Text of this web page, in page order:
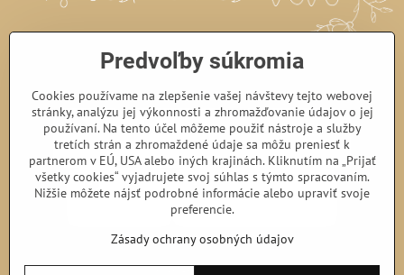
©2026Copyright
Predvoľby súkromia
Cookies používame na zlepšenie vašej návštevy tejto webovej
stránky, analýzu jej výkonnosti a zhromažďovanie údajov o jej
používaní. Na tento účel môžeme použiť nástroje a služby
tretích strán a zhromaždené údaje sa môžu preniesť k
partnerom v EÚ, USA alebo iných krajinách. Kliknutím na „Prijať
všetky cookies“ vyjadrujete svoj súhlas s týmto spracovaním.
Nižšie môžete nájsť podrobné informácie alebo upraviť svoje
preferencie.
Zásady ochrany osobných údajov